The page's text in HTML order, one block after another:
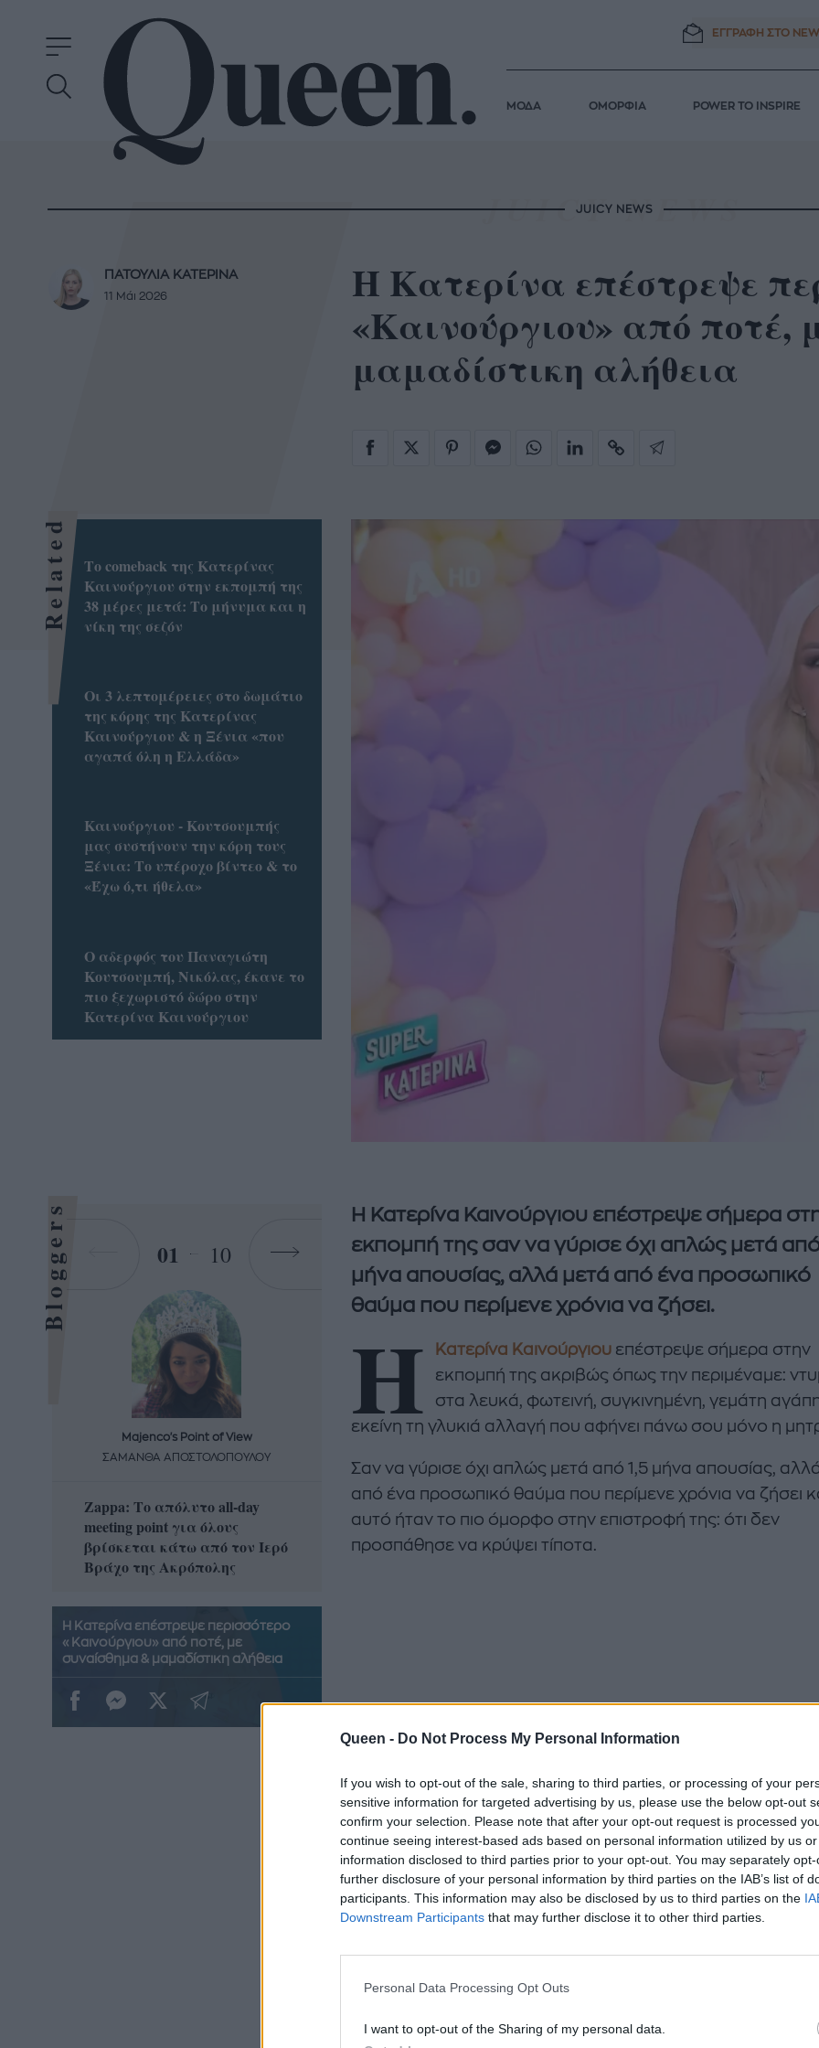
Queen - Do Not Process My Personal Information
If you wish to opt-out of the sale, sharing to third parties, or processing of your
sensitive information for targeted advertising by us, please use the below opt-out
confirm your selection. Please note that after your opt-out request is processed
continue seeing interest-based ads based on personal information utilized by us
information disclosed to third parties prior to your opt-out. You may separately
further disclosure of your personal information by third parties on the IAB’s list of
participants. This information may also be disclosed by us to third parties on the
Downstream Participants that may further disclose it to other third parties.
Personal Data Processing Opt Outs
I want to opt-out of the Sharing of my personal data.
ΕΓΓΡΑΦΗ ΣΤΟ
ΜΟΔΑ ΟΜΟΡΦΙΑ POWER TO INSPIRE
JUICY NEWS
Η Κατερίνα επέστρεψε
«Καινούργιου» από ποτέ,
μαμαδίστικη αλήθεια
ΠΑΤΟΥΛΙΑ ΚΑΤΕΡΙΝΑ
11 Μάι 2026
Η Κατερίνα Καινούργιου επέστρεψε σήμερα
εκπομπή της σαν να γύρισε όχι απλώς μετά από
μήνα απουσίας, αλλά μετά από ένα προσωπικό
θαύμα που περίμενε χρόνια να ζήσει.
Η Κατερίνα Καινούργιου επέστρεψε σήμερα στην
εκπομπή της ακριβώς όπως την περιμέναμε:
στα λευκά, φωτεινή, συγκινημένη, γεμάτη
εκείνη τη γλυκιά αλλαγή που αφήνει πάνω σου μόνο η
Σαν να γύρισε όχι απλώς μετά από 1,5 μήνα απουσίας,
από ένα προσωπικό θαύμα που περίμενε χρόνια να ζήσει
αυτό ήταν το πιο όμορφο στην επιστροφή της: ότι δεν
προσπάθησε να κρύψει τίποτα.
Ούτε τη συγκίνηση, ούτε την ευγνωμοσύνη, ούτε τον
αγαπημένοι μου τηλεθεατές! Ευχαριστώ πάρα πολύ! Καλέ,
Related
Το comeback της Κατερίνας
Καινούργιου στην εκπομπή της
38 μέρες μετά: Το μήνυμα και η
νίκη της σεζόν
Οι 3 λεπτομέρειες στο δωμάτιο
της κόρης της Κατερίνας
Καινούργιου & η Ξένια «που
αγαπά όλη η Ελλάδα»
Καινούργιου - Κουτσουμπής
μας συστήνουν την κόρη τους
Ξένια: Το υπέροχο βίντεο & το
«Έχω ό,τι ήθελα»
Ο αδερφός του Παναγιώτη
Κουτσουμπή, Νικόλας, έκανε το
πιο ξεχωριστό δώρο στην
Κατερίνα Καινούργιου
Bloggers 01 10
Majenco's Point of View
ΣΑΜΑΝΘΑ ΑΠΟΣΤΟΛΟΠΟΥΛΟΥ
Zappa: Το απόλυτο all-day
meeting point για όλους
βρίσκεται κάτω από τον Ιερό
Βράχο της Ακρόπολης
Majenco's Point of View
Η απόλυτη καλοκαιρινή
δροσερή σαλάτα με
καρπούζι, φέτα και φράουλες
A STORY BY KORI
Nτίνα Νικολάου: «Όταν
έπαθα την πρώτη κρίση
Η Κατερίνα επέστρεψε περισσότερο
«Καινούργιου» από ποτέ, με
συναίσθημα & μαμαδίστικη αλήθεια